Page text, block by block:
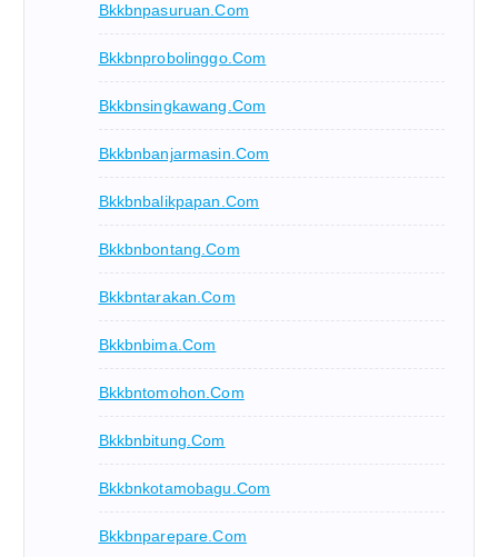
Bkkbnpasuruan.com
Bkkbnprobolinggo.com
Bkkbnsingkawang.com
Bkkbnbanjarmasin.com
Bkkbnbalikpapan.com
Bkkbnbontang.com
Bkkbntarakan.com
Bkkbnbima.com
Bkkbntomohon.com
Bkkbnbitung.com
Bkkbnkotamobagu.com
Bkkbnparepare.com